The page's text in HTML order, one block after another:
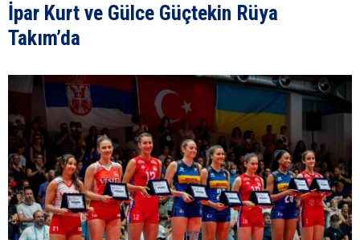
İpar Kurt ve Gülce Güçtekin Rüya
Takım’da